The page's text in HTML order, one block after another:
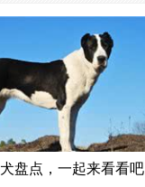
地方州府每岁所贡以当地土特
价值有明确规定，“其价视绢之
”。
盘点，一起来看看吧